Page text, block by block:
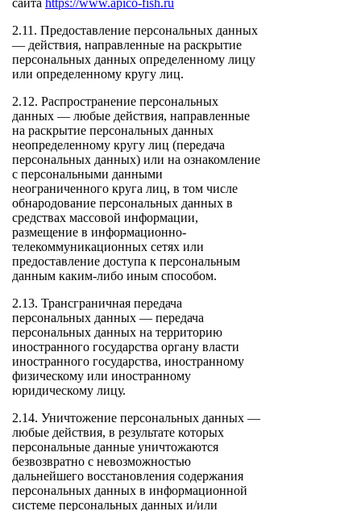
сайта https://www.apico-fish.ru
2.11. Предоставление персональных данных
— действия, направленные на раскрытие
персональных данных определенному лицу
или определенному кругу лиц.
2.12. Распространение персональных
данных — любые действия, направленные
на раскрытие персональных данных
неопределенному кругу лиц (передача
персональных данных) или на ознакомление
с персональными данными
неограниченного круга лиц, в том числе
обнародование персональных данных в
средствах массовой информации,
размещение в информационно-
телекоммуникационных сетях или
предоставление доступа к персональным
данным каким-либо иным способом.
2.13. Трансграничная передача
персональных данных — передача
персональных данных на территорию
иностранного государства органу власти
иностранного государства, иностранному
физическому или иностранному
юридическому лицу.
2.14. Уничтожение персональных данных —
любые действия, в результате которых
персональные данные уничтожаются
безвозвратно с невозможностью
дальнейшего восстановления содержания
персональных данных в информационной
системе персональных данных и/или